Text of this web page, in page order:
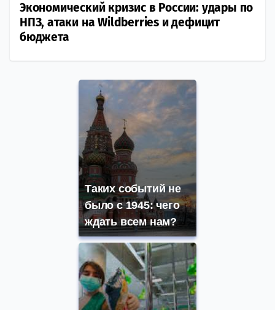
Экономический кризис в России: удары по
НПЗ, атаки на Wildberries и дефицит
бюджета
Таких событий не
было с 1945: чего
ждать всем нам?